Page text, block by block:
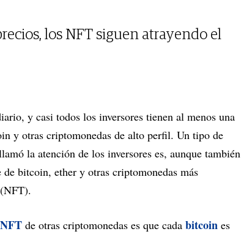
los NFT siguen atrayendo el
y casi todos los inversores tienen al menos una
y otras criptomonedas de alto perfil. Un tipo de
la atención de los inversores es, aunque también
bitcoin, ether y otras criptomonedas más
NFT de otras criptomonedas es que cada bitcoin es